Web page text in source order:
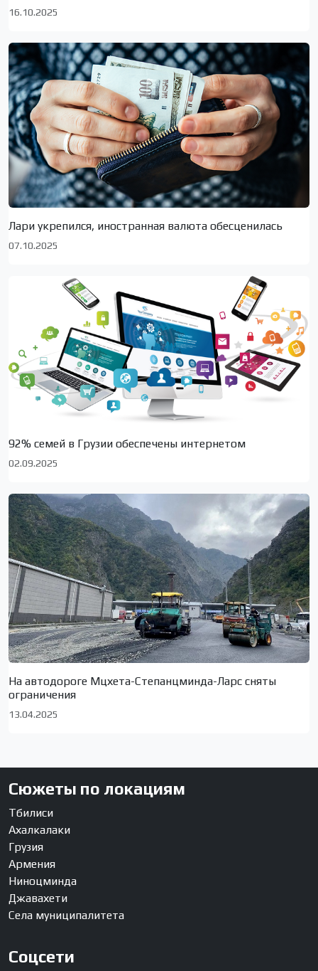
16.10.2025
Лари укрепился, иностранная валюта обесценилась
07.10.2025
92% семей в Грузии обеспечены интернетом
02.09.2025
На автодороге Мцхета-Степанцминда-Ларс сняты
ограничения
13.04.2025
Сюжеты по локациям
Тбилиси
Ахалкалаки
Грузия
Армения
Ниноцминда
Джавахети
Села муниципалитета
Соцсети